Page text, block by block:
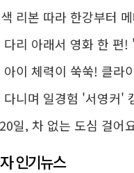
본 따라 한강부터 메타세쿼이아 숲길까지…서울
리 아래서 영화 한 편! '다리밑 영화
체력이 쑥쑥! 클라이밍 키즈카페·어
니며 일경험 '서영커' 캠프 모집…
차 없는 도심 걸어요…'서울 걷자 페스티벌'
인기뉴스